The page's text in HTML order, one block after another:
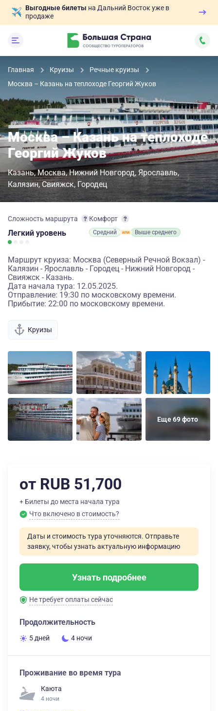
Выгодные билеты на Дальний Восток уже в
продаже
Главная Круизы
Речные круизы
Москва – Казань на теплоходе Георгий Жуков
Москва – Казань на теплоходе
Георгий Жуков
Казань Москва Нижний Новгород Ярославль
Калязин Свияжск Городец
Сложность маршрута
Легкий уровень
Комфорт
Средний Выше среднего
Маршрут круиза: Москва (Северный Речной Вокзал) -
Калязин - Ярославль - Городец - Нижний Новгород -
Свияжск - Казань.
Дата начала тура: 12.05.2025.
Отправление: 19:30 по московскому времени.
Прибытие: 22:00 по московскому времени.
Круизы
Еще 69 фото
от RUB 51,700
+ Билеты до места начала тура
Что включено в стоимость?
Даты и стоимость тура уточняются. Отправьте
заявку, чтобы узнать актуальную информацию
Узнать подробнее
Не требует оплаты сейчас
Продолжительность
5 дней 4 ночи
Проживание во время тура
Каюта
4 ночи